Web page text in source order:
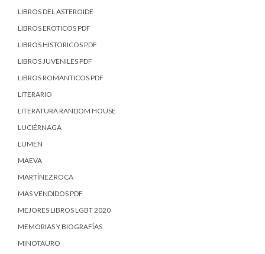
LIBROS DEL ASTEROIDE
LIBROS EROTICOS PDF
LIBROS HISTORICOS PDF
LIBROS JUVENILES PDF
LIBROS ROMANTICOS PDF
LITERARIO
LITERATURA RANDOM HOUSE
LUCIÉRNAGA
LUMEN
MAEVA
MARTÍNEZ ROCA
MAS VENDIDOS PDF
MEJORES LIBROS LGBT 2020
MEMORIAS Y BIOGRAFÍAS
MINOTAURO